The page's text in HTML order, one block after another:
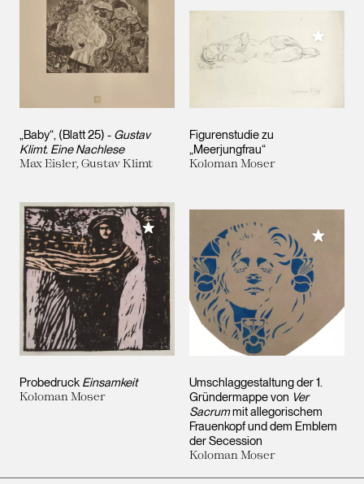
„Baby“, (Blatt 25) - Gustav
Klimt. Eine Nachlese
Max Eisler, Gustav Klimt
Figurenstudie zu
„Meerjungfrau“
Koloman Moser
Meiner
Probedruck Einsamkeit
Koloman Moser
Meiner Sammlung hinzufügen
Umschlaggestaltung der 1.
Gründermappe von Ver
Sacrummit allegorischem
Frauenkopf und dem Emblem
der Secession
Koloman Moser
Meiner